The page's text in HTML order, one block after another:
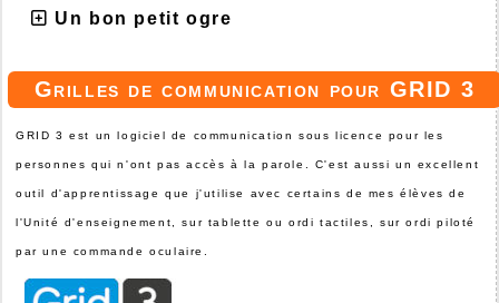
Un bon petit ogre
Grilles de communication pour GRID 3
GRID 3 est un logiciel de communication sous licence pour les
personnes qui n'ont pas accès à la parole. C'est aussi un excellent
outil d'apprentissage que j'utilise avec certains de mes élèves de
l'Unité d'enseignement, sur tablette ou ordi tactiles, sur ordi piloté
par une commande oculaire.